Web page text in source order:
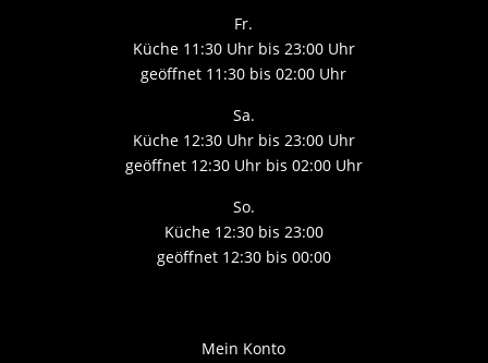
Fr.
Küche 11:30 Uhr bis 23:00 Uhr
geöffnet 11:30 bis 02:00 Uhr
Sa.
Küche 12:30 Uhr bis 23:00 Uhr
geöffnet 12:30 Uhr bis 02:00 Uhr
So.
Küche 12:30 bis 23:00
geöffnet 12:30 bis 00:00
Mein Konto